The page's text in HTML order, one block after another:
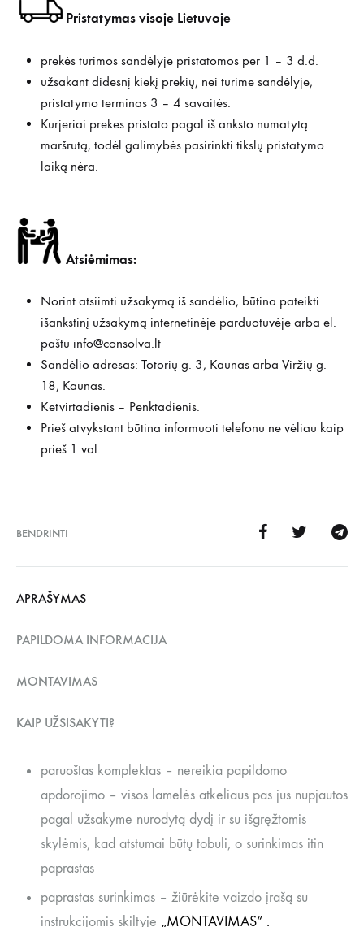
Pristatymas visoje Lietuvoje
prekės turimos sandėlyje pristatomos per 1 – 3 d.d.
užsakant didesnį kiekį prekių, nei turime sandėlyje,
pristatymo terminas 3 – 4 savaitės.
Kurjeriai prekes pristato pagal iš anksto numatytą
maršrutą, todėl galimybės pasirinkti tikslų pristatymo
laiką nėra.
Atsiėmimas:
Norint atsiimti užsakymą iš sandėlio, būtina pateikti
išankstinį užsakymą internetinėje parduotuvėje arba el.
paštu info@consolva.lt
Sandėlio adresas: Totorių g. 3, Kaunas arba Viržių g.
18, Kaunas.
Ketvirtadienis – Penktadienis.
Prieš atvykstant būtina informuoti telefonu ne vėliau kaip
prieš 1 val.
BENDRINTI
APRAŠYMAS
PAPILDOMA INFORMACIJA
MONTAVIMAS
KAIP UŽSISAKYTI?
paruoštas komplektas – nereikia papildomo
apdorojimo – visos lamelės atkeliaus pas jus nupjautos
pagal užsakyme nurodytą dydį ir su išgręžtomis
skylėmis, kad atstumai būtų tobuli, o surinkimas itin
paprastas
paprastas surinkimas – žiūrėkite vaizdo įrašą su
instrukcijomis skiltyje „MONTAVIMAS“ .